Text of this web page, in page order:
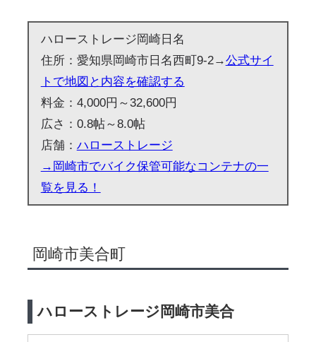
ハローストレージ岡崎日名
住所：愛知県岡崎市日名西町9-2→公式サイ
トで地図と内容を確認する
料金：4,000円～32,600円
広さ：0.8帖～8.0帖
店舗： ハローストレージ
→岡崎市でバイク保管可能なコンテナの一
覧を見る！
岡崎市美合町
ハローストレージ岡崎市美合